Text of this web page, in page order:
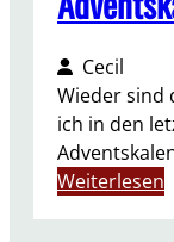
Cecil
Wieder sind
ich in den
Weiterlesen